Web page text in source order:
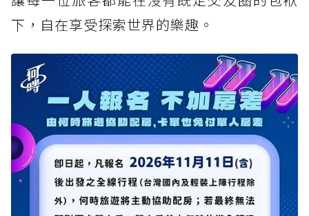
下，自在享受探索世界的樂趣。